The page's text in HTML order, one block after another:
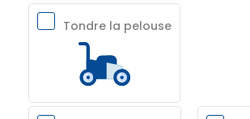
Tondre la pelouse